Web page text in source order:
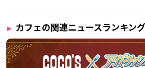
カフェの関連ニュースランキング